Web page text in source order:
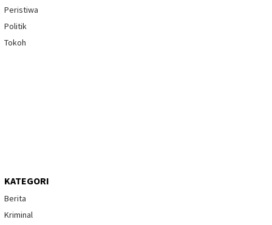
Peristiwa
Politik
Tokoh
KATEGORI
Berita
Kriminal